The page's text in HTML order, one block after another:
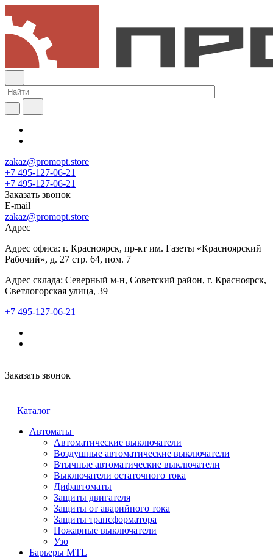
zakaz@promopt.store
+7 495-127-06-21
+7 495-127-06-21
Заказать звонок
E-mail
zakaz@promopt.store
Адрес
Адрес офиса: г. Красноярск, пр-кт им. Газеты «Красноярский
Рабочий», д. 27 стр. 64, пом. 7
Адрес склада: Северный м-н, Советский район, г. Красноярск,
Светлогорская улица, 39
+7 495-127-06-21
Заказать звонок
Каталог
Автоматы
Автоматические выключатели
Воздушные автоматические выключатели
Втычные автоматические выключатели
Выключатели остаточного тока
Дифавтоматы
Защиты двигателя
Защиты от аварийного тока
Защиты трансформатора
Пожарные выключатели
Узо
Барьеры MTL